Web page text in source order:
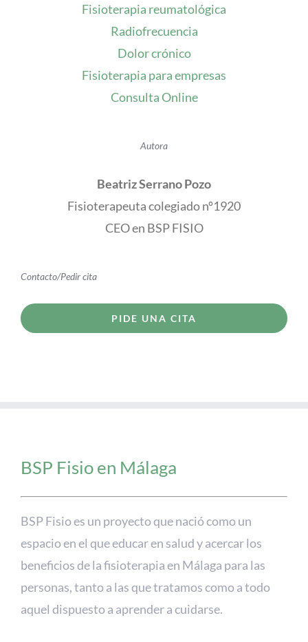
Fisioterapia reumatológica
Radiofrecuencia
Dolor crónico
Fisioterapia para empresas
Consulta Online
Autora
Beatriz Serrano Pozo
Fisioterapeuta colegiado nº1920
CEO en BSP FISIO
Contacto/Pedir cita
PIDE UNA CITA
BSP Fisio en Málaga
BSP Fisio es un proyecto que nació como un
espacio en el que educar en salud y acercar los
beneficios de la fisioterapia en Málaga para las
personas, tanto a las que tratamos como a todo
aquel dispuesto a aprender a cuidarse.